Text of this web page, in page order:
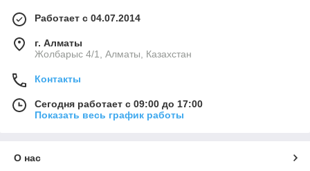
Работает с 04.07.2014
г. Алматы
Жолбарыс 4/1, Алматы, Казахстан
Контакты
Сегодня работает с 09:00 до 17:00
Показать весь график работы
О нас